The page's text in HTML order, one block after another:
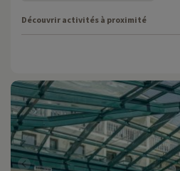
Découvrir activités à proximité